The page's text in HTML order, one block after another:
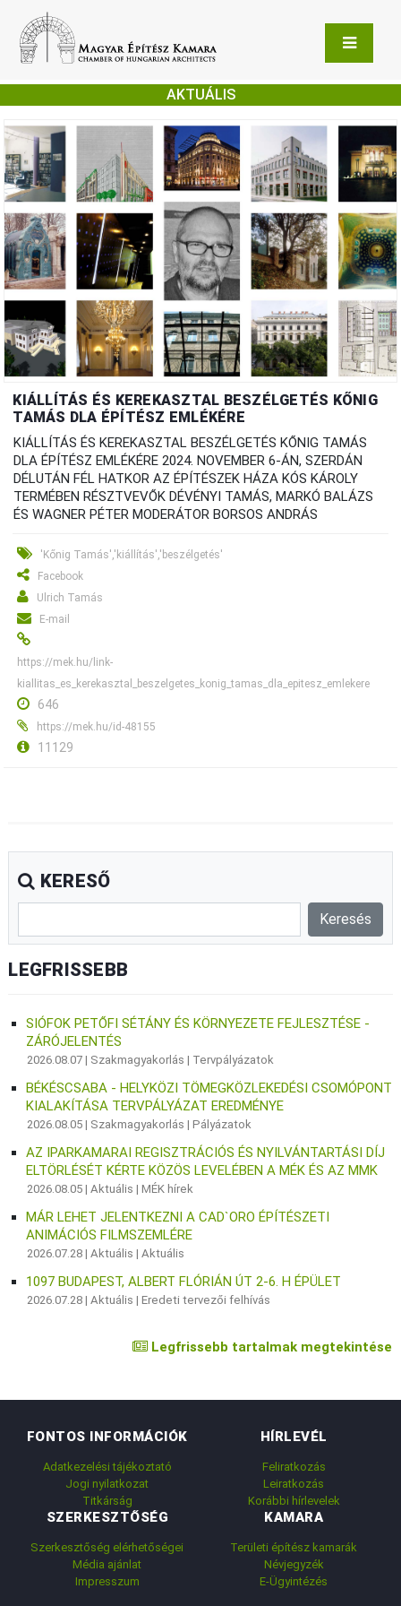
AKTUÁLIS
KIÁLLÍTÁS ÉS KEREKASZTAL BESZÉLGETÉS KŐNIG
TAMÁS DLA ÉPÍTÉSZ EMLÉKÉRE
KIÁLLÍTÁS ÉS KEREKASZTAL BESZÉLGETÉS KŐNIG TAMÁS
DLA ÉPÍTÉSZ EMLÉKÉRE 2024. NOVEMBER 6-ÁN, SZERDÁN
DÉLUTÁN FÉL HATKOR AZ ÉPÍTÉSZEK HÁZA KÓS KÁROLY
TERMÉBEN RÉSZTVEVŐK DÉVÉNYI TAMÁS, MARKÓ BALÁZS
ÉS WAGNER PÉTER MODERÁTOR BORSOS ANDRÁS
'Kőnig Tamás','kiállítás','beszélgetés'
Facebook
Ulrich Tamás
E-mail
https://mek.hu/link-
kiallitas_es_kerekasztal_beszelgetes_konig_tamas_dla_epitesz_emlekere
646
https://mek.hu/id-48155
11129
KERESŐ
LEGFRISSEBB
SIÓFOK PETŐFI SÉTÁNY ÉS KÖRNYEZETE FEJLESZTÉSE -
ZÁRÓJELENTÉS
2026.08.07 | Szakmagyakorlás | Tervpályázatok
BÉKÉSCSABA - HELYKÖZI TÖMEGKÖZLEKEDÉSI CSOMÓPONT
KIALAKÍTÁSA TERVPÁLYÁZAT EREDMÉNYE
2026.08.05 | Szakmagyakorlás |Pályázatok
AZ IPARKAMARAI REGISZTRÁCIÓS ÉS NYILVÁNTARTÁSI DÍJ
ELTÖRLÉSÉT KÉRTE KÖZÖS LEVELÉBEN A MÉK ÉS AZ MMK
2026.08.05 |Aktuális |MÉK hírek
MÁR LEHET JELENTKEZNI A CAD`ORO ÉPÍTÉSZETI
ANIMÁCIÓS FILMSZEMLÉRE
2026.07.28 |Aktuális |Aktuális
1097 BUDAPEST, ALBERT FLÓRIÁN ÚT 2-6. H ÉPÜLET
2026.07.28 |Aktuális |Eredeti tervezői felhívás
Legfrissebb tartalmak megtekintése
FONTOS INFORMÁCIÓK
Adatkezelési tájékoztató
Jogi nyilatkozat
Titkárság
HÍRLEVÉL
Feliratkozás
Leiratkozás
Korábbi hírlevelek
SZERKESZTŐSÉG
Szerkesztőség elérhetőségei
Média ajánlat
Impresszum
KAMARA
Területi építész kamarák
Névjegyzék
E-Ügyintézés